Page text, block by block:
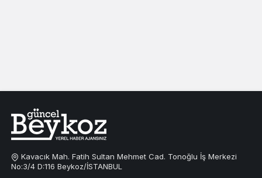
Kavacık Mah. Fatih Sultan Mehmet Cad. Tonoğlu İş Merkezi
No:3/4 D:116 Beykoz/İSTANBUL